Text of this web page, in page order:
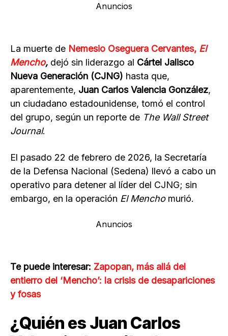
Anuncios
La muerte de Nemesio Oseguera Cervantes, El
Mencho, dejó sin liderazgo al Cártel Jalisco
Nueva Generación (CJNG) hasta que,
aparentemente, Juan Carlos Valencia González,
un ciudadano estadounidense, tomó el control
del grupo, según un reporte de The Wall Street
Journal.
El pasado 22 de febrero de 2026, la Secretaría
de la Defensa Nacional (Sedena) llevó a cabo un
operativo para detener al líder del CJNG; sin
embargo, en la operación El Menchomurió.
Anuncios
Te puede interesar: Zapopan, más allá del
entierro del ‘Mencho’: la crisis de desapariciones
y fosas
¿Quién es Juan Carlos